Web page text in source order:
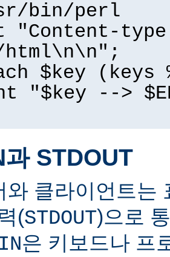
bin/perl
"Content-
$key (keys
"$key -->
과 STDOUT
와 클라이언트는
(STDOUT)으로
은 키보드나 프